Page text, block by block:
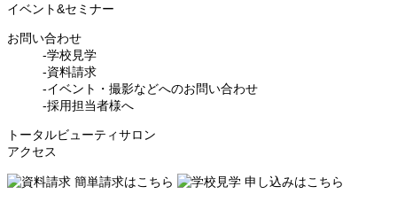
イベント&セミナー
お問い合わせ
-学校見学
-資料請求
-イベント・撮影などへのお問い合わせ
-採用担当者様へ
トータルビューティサロン
アクセス